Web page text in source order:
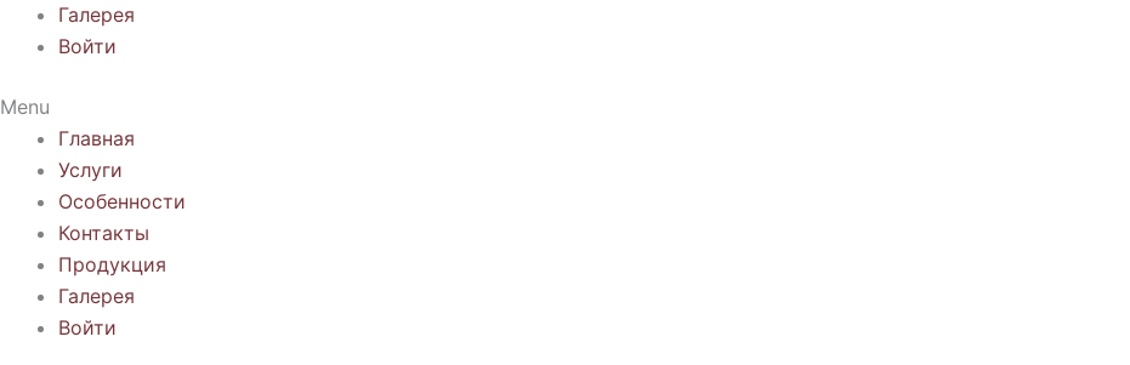
Галерея
Войти
Menu
Главная
Услуги
Особенности
Контакты
Продукция
Галерея
Войти